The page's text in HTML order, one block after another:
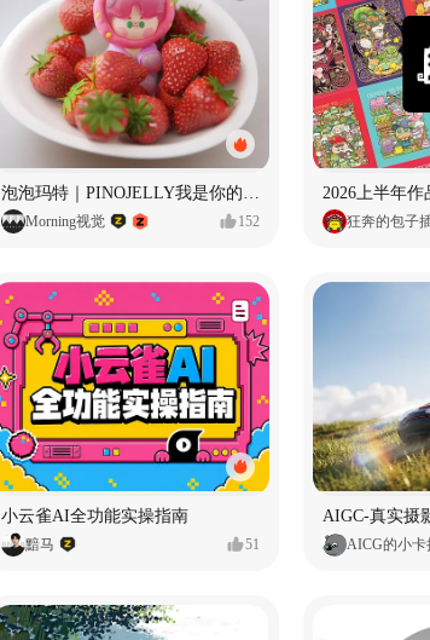
泡泡玛特｜PINOJELLY我是你的娃娃系列
Morning视觉 152
2026上半年作
狂奔的包子
小云雀AI全功能实操指南
黯马 51 AICG的小卡